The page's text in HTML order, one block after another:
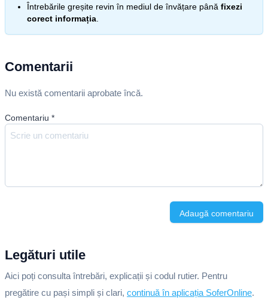
Întrebările greșite revin în mediul de învățare până fixezi
corect informația
Comentarii
Nu există comentarii aprobate încă.
Comentariu *
Adaugă comentariu
Legături utile
Aici poți consulta întrebări, explicații și codul rutier. Pentru
pregătire cu pași simpli și clari, continuă în aplicația SoferOnline.